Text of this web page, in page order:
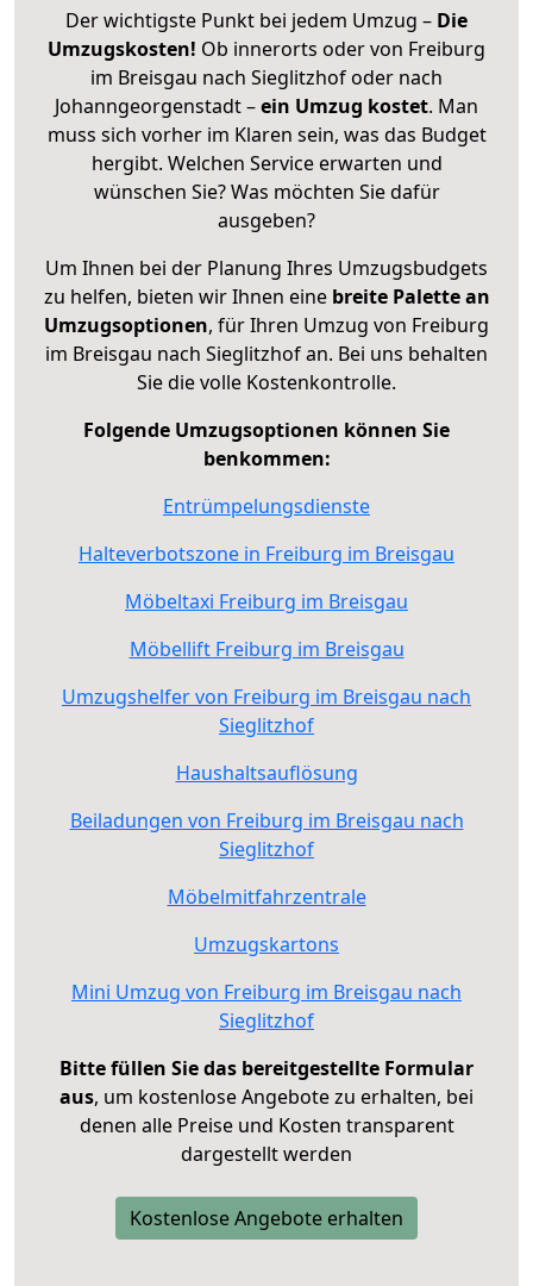
Der wichtigste Punkt bei jedem Umzug – Die
Umzugskosten! Ob innerorts oder von Freiburg
im Breisgau nach Sieglitzhof oder nach
Johanngeorgenstadt –ein Umzug kostet. Man
muss sich vorher im Klaren sein, was das Budget
hergibt. Welchen Service erwarten und
wünschen Sie? Was möchten Sie dafür
ausgeben?
Um Ihnen bei der Planung Ihres Umzugsbudgets
zu helfen, bieten wir Ihnen eine breite Palette an
Umzugsoptionen, für Ihren Umzug von Freiburg
im Breisgau nach Sieglitzhof an. Bei uns behalten
Sie die volle Kostenkontrolle.
Folgende Umzugsoptionen können Sie
benkommen:
Entrümpelungsdienste
Halteverbotszone in Freiburg im Breisgau
Möbeltaxi Freiburg im Breisgau
Möbellift Freiburg im Breisgau
Umzugshelfer von Freiburg im Breisgau nach
Sieglitzhof
Haushaltsauflösung
Beiladungen von Freiburg im Breisgau nach
Sieglitzhof
Möbelmitfahrzentrale
Umzugskartons
Mini Umzug von Freiburg im Breisgau nach
Sieglitzhof
Bitte füllen Sie das bereitgestellte Formular
aus, um kostenlose Angebote zu erhalten, bei
denen alle Preise und Kosten transparent
dargestellt werden
Kostenlose Angebote erhalten